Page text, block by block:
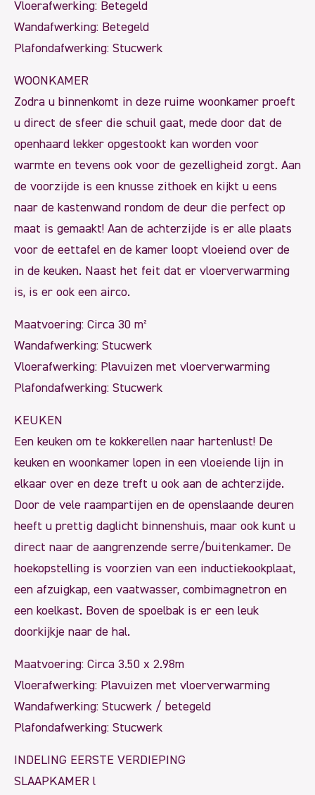
Vloerafwerking: Betegeld
Wandafwerking: Betegeld
Plafondafwerking: Stucwerk
WOONKAMER
Zodra u binnenkomt in deze ruime woonkamer proeft
u direct de sfeer die schuil gaat, mede door dat de
openhaard lekker opgestookt kan worden voor
warmte en tevens ook voor de gezelligheid zorgt. Aan
de voorzijde is een knusse zithoek en kijkt u eens
naar de kastenwand rondom de deur die perfect op
maat is gemaakt! Aan de achterzijde is er alle plaats
voor de eettafel en de kamer loopt vloeiend over de
in de keuken. Naast het feit dat er vloerverwarming
is, is er ook een airco.
Maatvoering: Circa 30 m²
Wandafwerking: Stucwerk
Vloerafwerking: Plavuizen met vloerverwarming
Plafondafwerking: Stucwerk
KEUKEN
Een keuken om te kokkerellen naar hartenlust! De
keuken en woonkamer lopen in een vloeiende lijn in
elkaar over en deze treft u ook aan de achterzijde.
Door de vele raampartijen en de openslaande deuren
heeft u prettig daglicht binnenshuis, maar ook kunt u
direct naar de aangrenzende serre/buitenkamer. De
hoekopstelling is voorzien van een inductiekookplaat,
een afzuigkap, een vaatwasser, combimagnetron en
een koelkast. Boven de spoelbak is er een leuk
doorkijkje naar de hal.
Maatvoering: Circa 3.50 x 2.98m
Vloerafwerking: Plavuizen met vloerverwarming
Wandafwerking: Stucwerk / betegeld
Plafondafwerking: Stucwerk
INDELING EERSTE VERDIEPING
SLAAPKAMER l